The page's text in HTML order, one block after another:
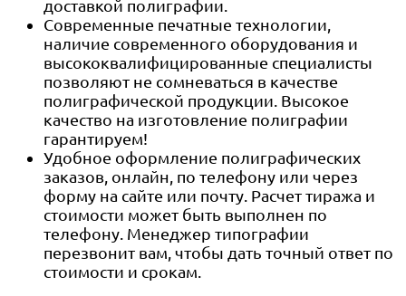
доставкой полиграфии.
Современные печатные технологии,
наличие современного оборудования и
высококвалифицированные специалисты
позволяют не сомневаться в качестве
полиграфической продукции. Высокое
качество на изготовление полиграфии
гарантируем!
Удобное оформление полиграфических
заказов, онлайн, по телефону или через
форму на сайте или почту. Расчет тиража и
стоимости может быть выполнен по
телефону. Менеджер типографии
перезвонит вам, чтобы дать точный ответ по
стоимости и срокам.